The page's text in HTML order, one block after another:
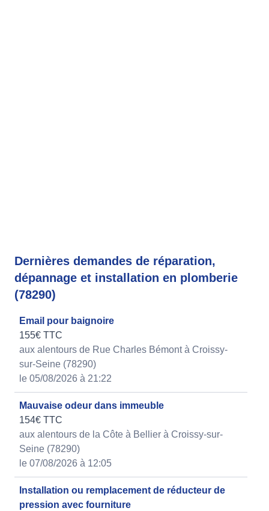
Dernières demandes de réparation,
dépannage et installation en plomberie
(78290)
Email pour baignoire
155€ TTC
aux alentours de Rue Charles Bémont à Croissy-
sur-Seine (78290)
le 05/08/2026 à 21:22
Mauvaise odeur dans immeuble
154€ TTC
aux alentours de la Côte à Bellier à Croissy-sur-
Seine (78290)
le 07/08/2026 à 12:05
Installation ou remplacement de réducteur de
pression avec fourniture